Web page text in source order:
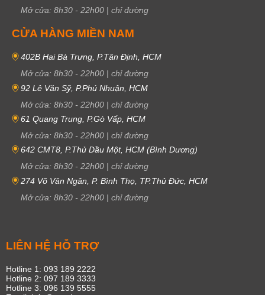
Mở cửa: 8h30 - 22h00 | chỉ đường
CỬA HÀNG MIỀN NAM
402B Hai Bà Trưng, P.Tân Định, HCM
Mở cửa: 8h30 - 22h00 | chỉ đường
92 Lê Văn Sỹ, P.Phú Nhuận, HCM
Mở cửa: 8h30 - 22h00 | chỉ đường
61 Quang Trung, P.Gò Vấp, HCM
Mở cửa: 8h30 - 22h00 | chỉ đường
642 CMT8, P.Thủ Dầu Một, HCM (Bình Dương)
Mở cửa: 8h30 - 22h00 | chỉ đường
274 Võ Văn Ngân, P. Bình Thọ, TP.Thủ Đức, HCM
Mở cửa: 8h30 - 22h00 | chỉ đường
LIÊN HỆ HỖ TRỢ
Hotline 1: 093 189 2222
Hotline 2: 097 189 3333
Hotline 3: 096 139 5555